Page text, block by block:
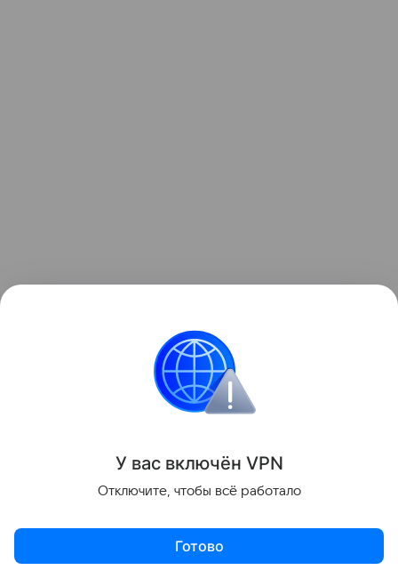
Ингредиенты
Если не любите острый вкус, исключите
Кафрский лайм 3 шт.
У вас включён VPN
Отключите, чтобы всё работало
Готово